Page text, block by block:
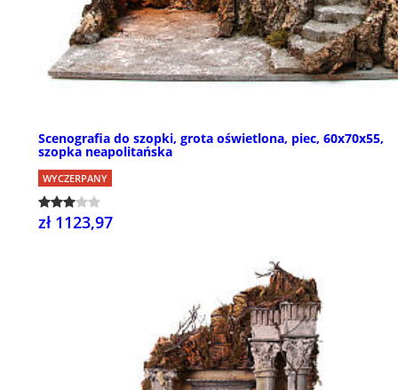
Scenografia do szopki, grota oświetlona, piec, 60x70x55,
szopka neapolitańska
WYCZERPANY
zł 1123,97